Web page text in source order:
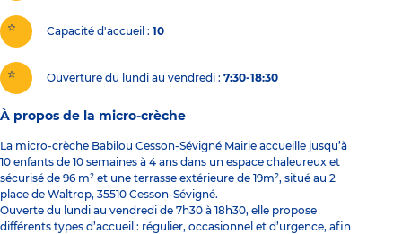
Capacité d'accueil 10
Ouverture du lundi au vendredi : 7:30-18:30
À propos de la micro-crèche
La micro-crèche Babilou Cesson-Sévigné Mairie accueille jusqu’à
10 enfants de 10 semaines à 4 ans dans un espace chaleureux et
sécurisé de 96 m² et une terrasse extérieure de 19m², situé au 2
place de Waltrop, 35510 Cesson-Sévigné.
Ouverte du lundi au vendredi de 7h30 à 18h30, elle propose
différents types d’accueil : régulier, occasionnel et d’urgence, afin